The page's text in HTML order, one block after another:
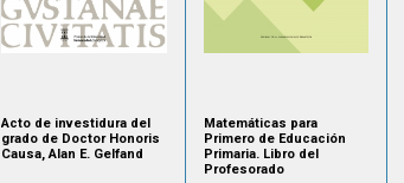
Acto de investidura del
grado de Doctor Honoris
Causa, Alan E. Gelfand
Matemáticas para
Primero de Educación
Primaria. Libro del
Profesorado